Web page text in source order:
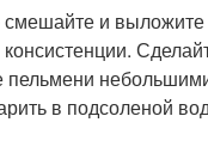
смешайте и
пельмени
в подсоленой